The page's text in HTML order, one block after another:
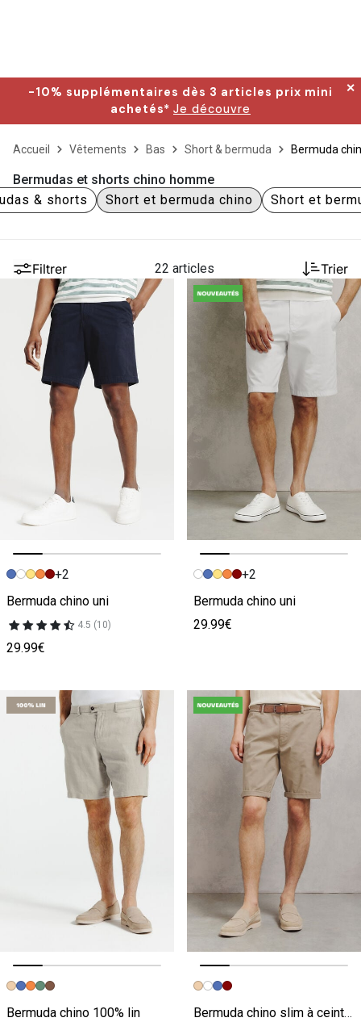
-10% supplémentaires dès 3 articles prix mini
achetés* Je découvre
✕
Accueil Vêtements Bas Short & bermuda Bermuda
Bermudas et shorts chino homme
& shorts
Short et bermuda chino Short et
Filtrer 22 articles Trier
Image précédente
Image suivante
+2
Bermuda chino uni
4.5 (10)
29.99€
Image précédente
Image suivante
+2
Bermuda chino uni
29.99€
Image précédente
Image suivante
Bermuda chino 100% lin
Image précédente
Image suivante
Bermuda chino slim à ceinture uni